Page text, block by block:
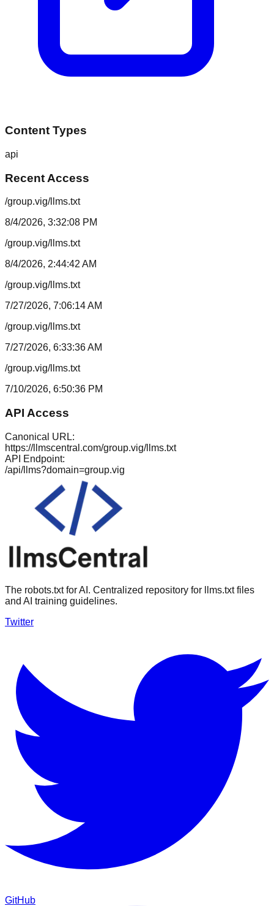
Content Types
api
Recent Access
/group.vig/llms.txt
8/4/2026, 3:32:08 PM
/group.vig/llms.txt
8/4/2026, 2:44:42 AM
/group.vig/llms.txt
7/27/2026, 7:06:14 AM
/group.vig/llms.txt
7/27/2026, 6:33:36 AM
/group.vig/llms.txt
7/10/2026, 6:50:36 PM
API Access
Canonical URL:
https://llmscentral.com/group.vig/llms.txt
API Endpoint:
/api/llms?domain=group.vig
The robots.txt for AI. Centralized repository for llms.txt files
and AI training guidelines.
Twitter
GitHub